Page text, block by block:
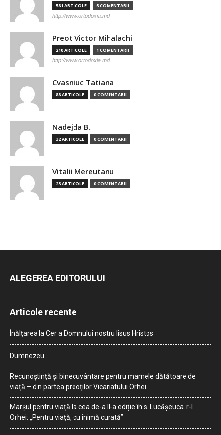
581 ARTICOLE 5 COMENTARII
http://www.ortodoxia.md
Preot Victor Mihalachi
210 ARTICOLE 1 COMENTARII
http://www.ortodoxia.md
Cvasniuc Tatiana
88 ARTICOLE 0 COMENTARII
Nadejda B.
32 ARTICOLE 0 COMENTARII
Vitalii Mereutanu
23 ARTICOLE 0 COMENTARII
ALEGEREA EDITORULUI
Articole recente
Înălțarea la Cer a Domnului nostru Iisus Hristos
Dumnezeu…
Recunoștință și binecuvântare pentru mamele dătătoare de
viață – din partea preoților Vicariatului Orhei
Marșul pentru viață la cea de-a II-a ediție în s. Lucășeuca, r-l
Orhei: „Pentru viață, cu inimă curată”